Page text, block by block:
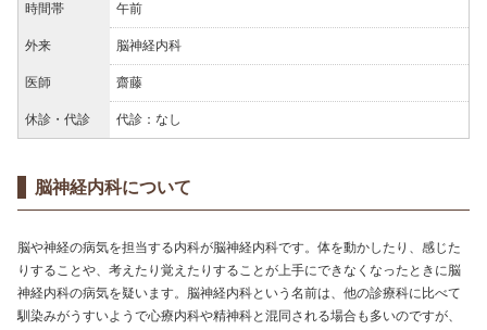
時間帯 午前
外来 脳神経内科
医師 齋藤
休診・代診 代診：なし
脳神経内科について
脳や神経の病気を担当する内科が脳神経内科です。体を動かしたり、感じた
りすることや、考えたり覚えたりすることが上手にできなくなったときに脳
神経内科の病気を疑います。脳神経内科という名前は、他の診療科に比べて
馴染みがうすいようで心療内科や精神科と混同される場合も多いのですが、